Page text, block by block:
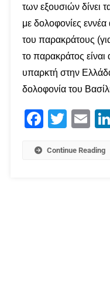
των εξουσιών δίνει
με δολοφονίες
του παρακράτους
το παρακράτος είναι
υπαρκτή στην
δολοφονία του
Facebook
Twitter Email
Continue Reading